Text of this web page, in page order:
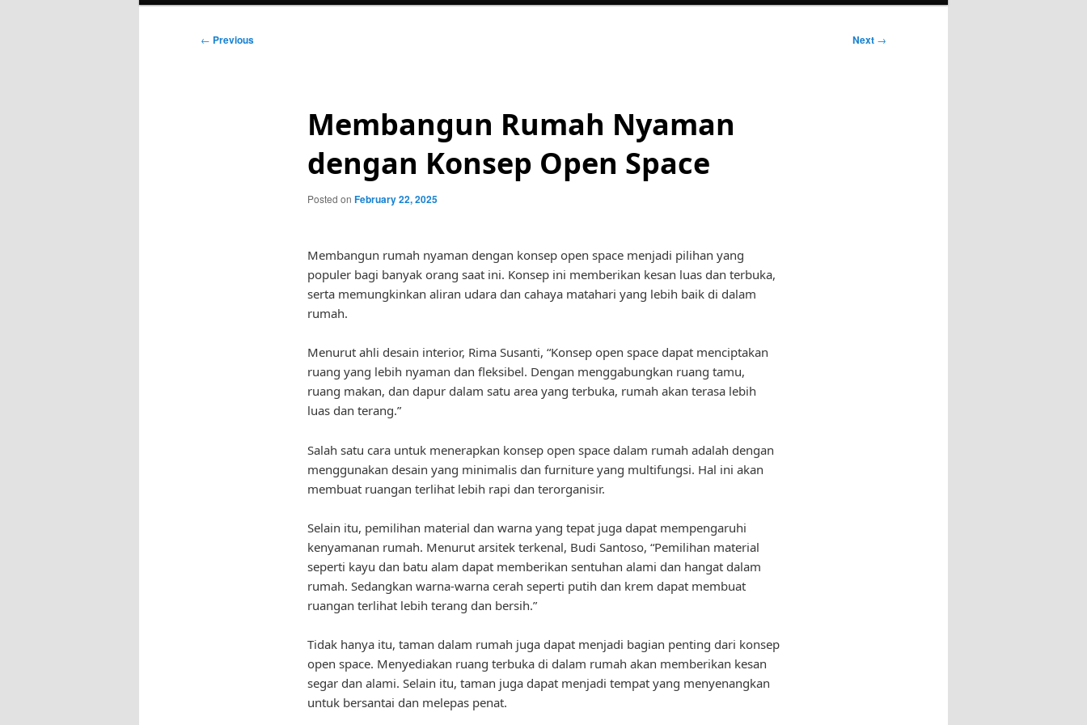
Post
← Previous Next →
Membangun Rumah Nyaman
dengan Konsep Open Space
Posted on February 22, 2025
Membangun rumah nyaman dengan konsep open space menjadi pilihan yang
populer bagi banyak orang saat ini. Konsep ini memberikan kesan luas dan terbuka,
serta memungkinkan aliran udara dan cahaya matahari yang lebih baik di dalam
rumah.
Menurut ahli desain interior, Rima Susanti, “Konsep open space dapat menciptakan
ruang yang lebih nyaman dan fleksibel. Dengan menggabungkan ruang tamu,
ruang makan, dan dapur dalam satu area yang terbuka, rumah akan terasa lebih
luas dan terang.”
Salah satu cara untuk menerapkan konsep open space dalam rumah adalah dengan
menggunakan desain yang minimalis dan furniture yang multifungsi. Hal ini akan
membuat ruangan terlihat lebih rapi dan terorganisir.
Selain itu, pemilihan material dan warna yang tepat juga dapat mempengaruhi
kenyamanan rumah. Menurut arsitek terkenal, Budi Santoso, “Pemilihan material
seperti kayu dan batu alam dapat memberikan sentuhan alami dan hangat dalam
rumah. Sedangkan warna-warna cerah seperti putih dan krem dapat membuat
ruangan terlihat lebih terang dan bersih.”
Tidak hanya itu, taman dalam rumah juga dapat menjadi bagian penting dari konsep
open space. Menyediakan ruang terbuka di dalam rumah akan memberikan kesan
segar dan alami. Selain itu, taman juga dapat menjadi tempat yang menyenangkan
untuk bersantai dan melepas penat.